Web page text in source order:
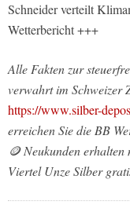
Schneider verteilt
Wetterbericht +++
Alle Fakten zur
verwahrt im Schweizer
https://www.silber-
erreichen Sie die BB
🪙 Neukunden
Viertel Unze Silber